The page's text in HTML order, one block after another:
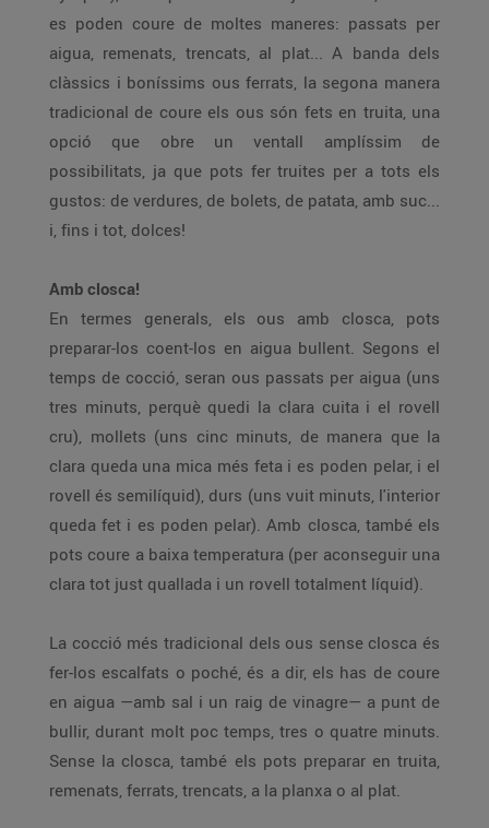
es poden coure de moltes maneres: passats per
aigua, remenats, trencats, al plat... A banda dels
clàssics i boníssims ous ferrats, la segona manera
tradicional de coure els ous són fets en truita, una
opció que obre un ventall amplíssim de
possibilitats, ja que pots fer truites per a tots els
gustos: de verdures, de bolets, de patata, amb suc...
i, fins i tot, dolces!
Amb closca!
En termes generals, els ous amb closca, pots
preparar-los coent-los en aigua bullent. Segons el
temps de cocció, seran ous passats per aigua (uns
tres minuts, perquè quedi la clara cuita i el rovell
cru), mollets (uns cinc minuts, de manera que la
clara queda una mica més feta i es poden pelar, i el
rovell és semilíquid), durs (uns vuit minuts, l'interior
queda fet i es poden pelar). Amb closca, també els
pots coure a baixa temperatura (per aconseguir una
clara tot just quallada i un rovell totalment líquid).
La cocció més tradicional dels ous sense closca és
fer-los escalfats o poché, és a dir, els has de coure
en aigua —amb sal i un raig de vinagre— a punt de
bullir, durant molt poc temps, tres o quatre minuts.
Sense la closca, també els pots preparar en truita,
remenats, ferrats, trencats, a la planxa o al plat.